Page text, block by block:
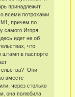
принадлежит
всеми потрохами
причем по
самого Игоря.
идет не об
что
штамп в паспорте
Они
вместе
через столько
она полюбила